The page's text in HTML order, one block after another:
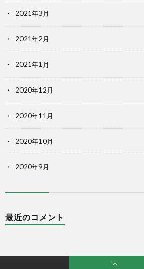
2021年3月
2021年2月
2021年1月
2020年12月
2020年11月
2020年10月
2020年9月
最近のコメント